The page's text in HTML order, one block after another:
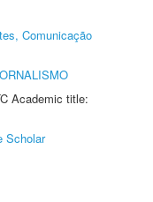
Comunicação
Academic title:
Scholar